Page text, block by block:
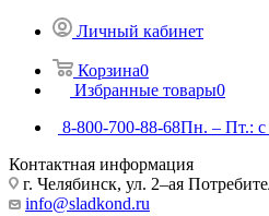
Личный кабинет
Корзина0
Избранные товары0
8-800-700-88-68Пн. – Пт.: с
Контактная информация
г. Челябинск, ул. 2–ая
info@sladkond.ru